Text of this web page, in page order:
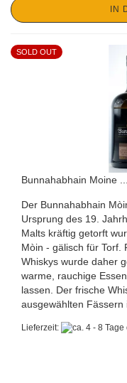
IN
SOLD OUT
Bunnahabhain Moine
Der Bunnahabhain
Ursprung des 19.
Malts kräftig getorft
Mòin - gälisch für Torf.
Whiskys wurde daher
warme, rauchige
lassen. Der frische
ausgewählten Fässern
Lieferzeit: